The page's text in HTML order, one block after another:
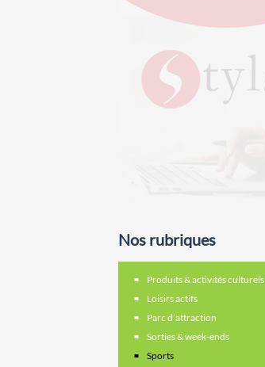
Nos rubriques
Produits & activités culturels
Loisirs actifs
Parc d’attraction
Sorties & week-ends
Sports